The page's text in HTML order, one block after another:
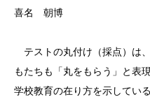
喜名 朝博
テストの丸付け（採点）は
もたちも「丸をもらう」と表
学校教育の在り方を示してい